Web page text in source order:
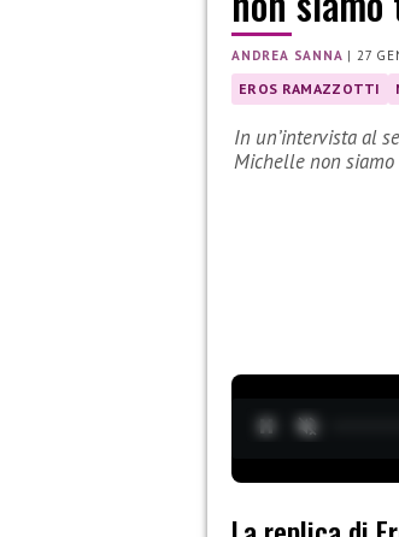
ANDREA SANNA |27
EROS RAMAZZOTTI
In un’intervista al
Michelle non siamo